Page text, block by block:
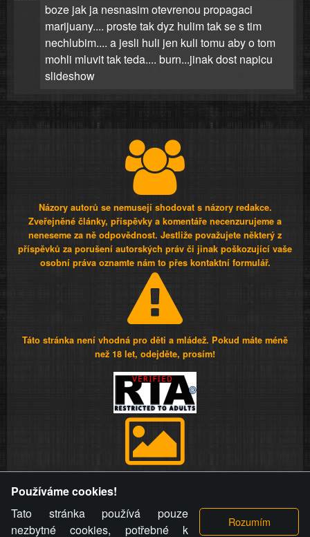
boze jak ja nesnasim otevrenou propagaci
marijuany.... proste tak dyz hulim tak se s tim
nechlubim.... a jesli huli jen kuli tomu aby o tom
mohli mluvit tak teda.... burn...jinak dost napicu
slideshow
Názory autorů se nemusejí shodovat s názory redakce.
Zveřejněné články, příspěvky a komentáře necenzurujeme a
neneseme za ně odpovědnost. Jestliže považujete některý z
příspěvků za porušení autorských práv či jinak poškozující vaše
osobní práva oznamte nám to přes kontaktní formulář.
Táto stránka není vhodná pro děti a mládež. Pokud máte méně
než 18 let, odejděte, prosím!
videa a komentáře. Osoba, které se toto opatření provozovatele
stránky týče, ani osoba, která umístila fotografii nebo video na
stránku, nemůže z důvodu odstranění fotografie, videa nebo
Používáme cookies!
Tato stránka používá pouze
nezbytné cookies, potřebné k